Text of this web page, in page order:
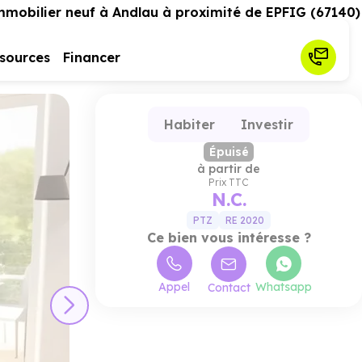
Financer
neuf à Andlau à proximité de EPFIG (67140)
Habiter Investir
Épuisé
à partir de
Prix TTC
N.C.
PTZ RE 2020
Ce bien vous intéresse ?
Appel Contact Whatsapp